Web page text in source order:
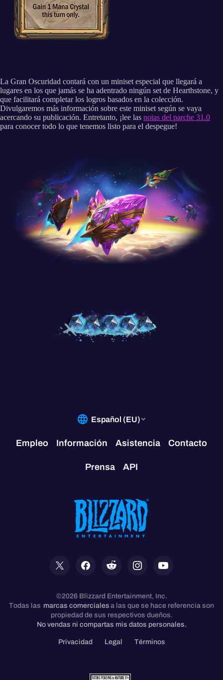
La Gran Oscuridad contará con un miniset especial que llegará a
lugares en los que jamás se ha adentrado ningún set de Hearthstone, y
que facilitará completar los logros basados en la colección.
Divulgaremos más información sobre este miniset según se vaya
acercando su publicación. Entretanto, ¡lee las notas del parche 31.0
para conocer todo lo que tenemos listo para el despegue!